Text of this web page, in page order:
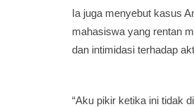
Ia juga menyebut kasus
mahasiswa yang rentan
dan intimidasi terhadap
“Aku pikir ketika ini tidak